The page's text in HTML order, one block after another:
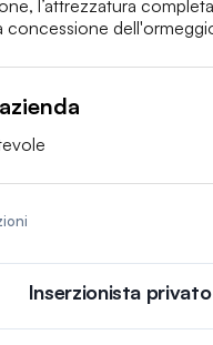
l’attrezzatura
concessione
Inserzionista privato